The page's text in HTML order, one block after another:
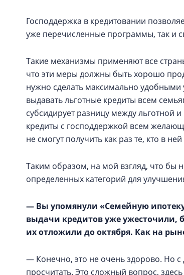
Господдержка в кредитовании
уже перечисленные программы, так и
Такие механизмы применяют все
что эти меры должны быть хорошо
нужно сделать максимально удобными
выдавать льготные кредиты всем
субсидирует разницу между льготной
кредиты с господдержкой всем
не смогут получить как раз те, кто в
Таким образом, на мой взгляд, что бы
определенных категорий для
— Вы упомянули «Семейную
выдачи кредитов уже ужесточили,
их отложили до октября. Как на
— Конечно, это не очень здорово. Но с
просчитать. Это сложный вопрос,